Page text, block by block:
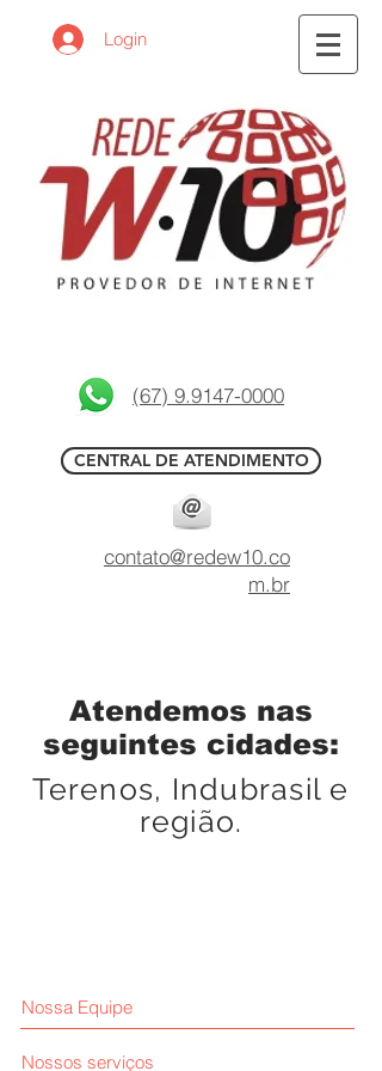
Login
(67) 9.9147-0000
CENTRAL DE ATENDIMENTO
contato@redew10.co
m.br
Atendemos nas
seguintes cidades:
Terenos, Indubrasil e
região.
Nossa Equipe
Nossos serviços